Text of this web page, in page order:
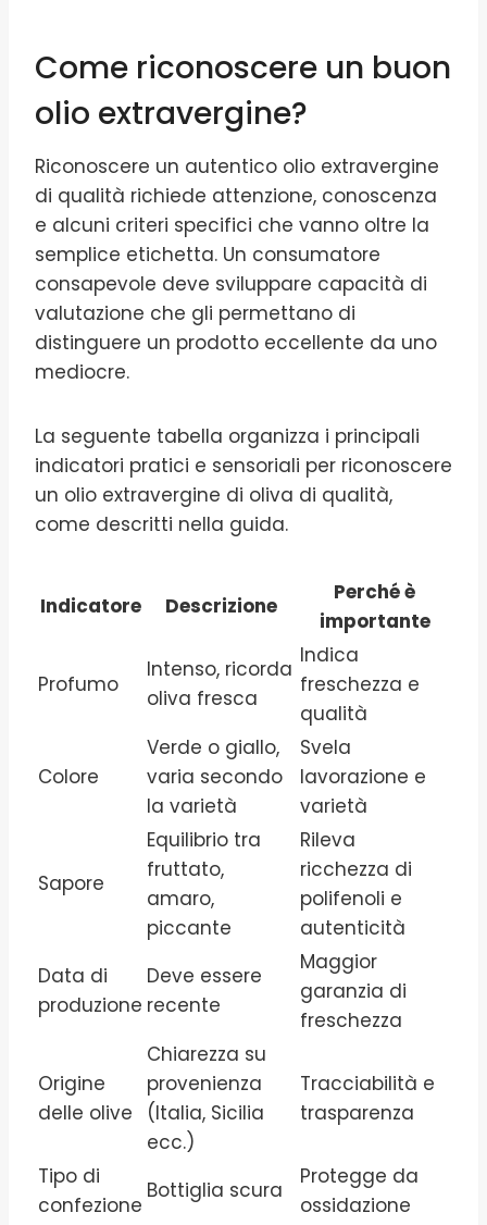
Come riconoscere un buon
olio extravergine?
Riconoscere un autentico olio extravergine
di qualità richiede attenzione, conoscenza
e alcuni criteri specifici che vanno oltre la
semplice etichetta. Un consumatore
consapevole deve sviluppare capacità di
valutazione che gli permettano di
distinguere un prodotto eccellente da uno
mediocre.
La seguente tabella organizza i principali
indicatori pratici e sensoriali per riconoscere
un olio extravergine di oliva di qualità,
come descritti nella guida.
Indicatore Descrizione
Perché è
importante
Profumo
Intenso, ricorda
oliva fresca
Indica
freschezza e
qualità
Colore
Verde o giallo,
varia secondo
la varietà
Svela
lavorazione e
varietà
Sapore
Equilibrio tra
fruttato,
amaro,
piccante
Rileva
ricchezza di
polifenoli e
autenticità
Data di
produzione
Deve essere
recente
Maggior
garanzia di
freschezza
Origine
delle olive
Chiarezza su
provenienza
(Italia, Sicilia
ecc.)
Tracciabilità e
trasparenza
Tipo di
confezione
Bottiglia scura
Protegge da
ossidazione